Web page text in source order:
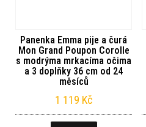
Panenka Emma pije a čurá
Mon Grand Poupon Corolle
s modrýma mrkacíma očima
a 3 doplňky 36 cm od 24
měsíců
1 119 Kč